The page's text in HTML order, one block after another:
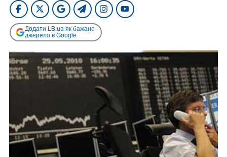
Додати LB.ua як бажане
джерело в Google